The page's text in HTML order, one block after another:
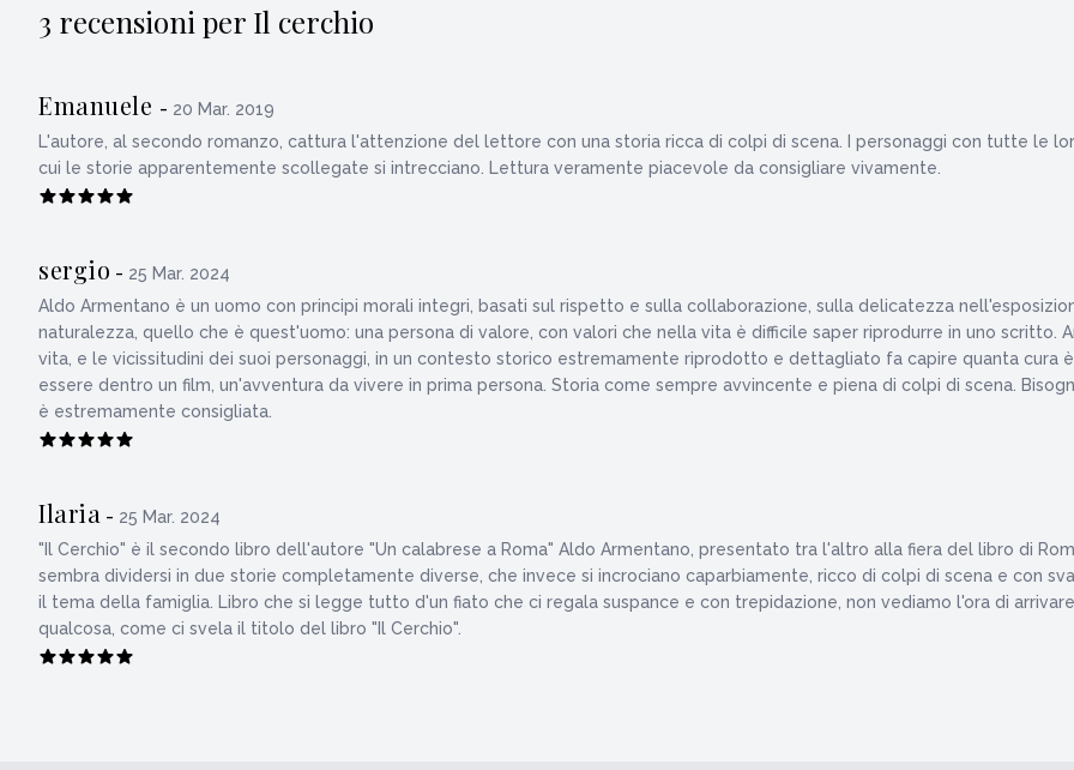
3 recensioni per Il cerchio
Emanuele - 20 Mar. 2019
L'autore, al secondo romanzo, cattura l'attenzione del lettore con una storia ricca di colpi di scena. I personaggi con tutte le
cui le storie apparentemente scollegate si intrecciano. Lettura veramente piacevole da consigliare vivamente.
sergio - 25 Mar. 2024
Aldo Armentano è un uomo con principi morali integri, basati sul rispetto e sulla collaborazione, sulla delicatezza
naturalezza, quello che è quest'uomo: una persona di valore, con valori che nella vita è difficile saper riprodurre in uno scritto.
vita, e le vicissitudini dei suoi personaggi, in un contesto storico estremamente riprodotto e dettagliato fa capire quanta cura
essere dentro un film, un'avventura da vivere in prima persona. Storia come sempre avvincente e piena di colpi di scena.
è estremamente consigliata.
Ilaria - 25 Mar. 2024
"Il Cerchio" è il secondo libro dell'autore "Un calabrese a Roma" Aldo Armentano, presentato tra l'altro alla fiera del libro di
sembra dividersi in due storie completamente diverse, che invece si incrociano caparbiamente, ricco di colpi di scena e con
il tema della famiglia. Libro che si legge tutto d'un fiato che ci regala suspance e con trepidazione, non vediamo l'ora di
qualcosa, come ci svela il titolo del libro "Il Cerchio".